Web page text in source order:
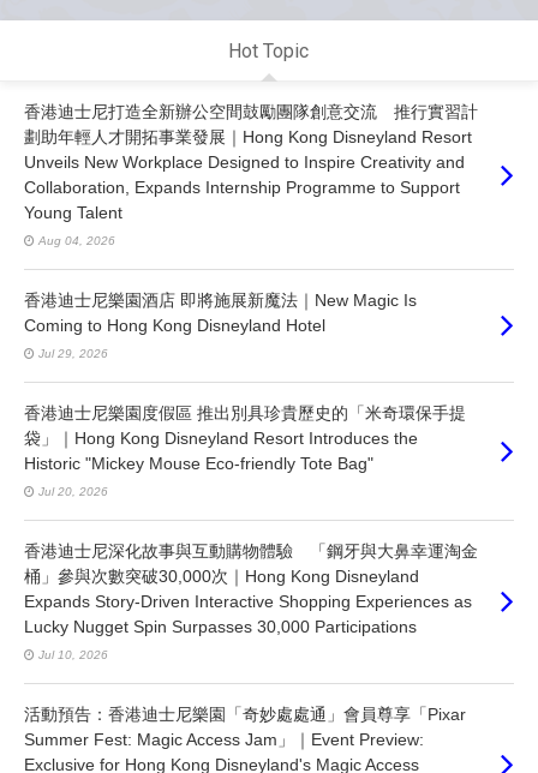
Hot Topic
香港迪士尼打造全新辦公空間鼓勵團隊創意交流 推行實習計
劃助年輕人才開拓事業發展｜Hong Kong Disneyland Resort
Unveils New Workplace Designed to Inspire Creativity and
Collaboration, Expands Internship Programme to Support
Young Talent
Aug 04, 2026
香港迪士尼樂園酒店 即將施展新魔法｜New Magic Is
Coming to Hong Kong Disneyland Hotel
Jul 29, 2026
香港迪士尼樂園度假區 推出別具珍貴歷史的「米奇環保手提
袋」｜Hong Kong Disneyland Resort Introduces the
Historic "Mickey Mouse Eco-friendly Tote Bag"
Jul 20, 2026
香港迪士尼深化故事與互動購物體驗 「鋼牙與大鼻幸運淘金
桶」參與次數突破30,000次｜Hong Kong Disneyland
Expands Story-Driven Interactive Shopping Experiences as
Lucky Nugget Spin Surpasses 30,000 Participations
Jul 10, 2026
活動預告：香港迪士尼樂園「奇妙處處通」會員尊享「Pixar
Summer Fest: Magic Access Jam」｜Event Preview:
Exclusive for Hong Kong Disneyland's Magic Access